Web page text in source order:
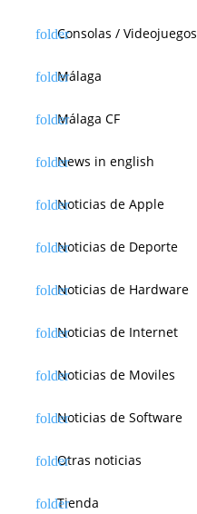
Consolas / Videojuegos
Málaga
Málaga CF
News in english
Noticias de Apple
Noticias de Deporte
Noticias de Hardware
Noticias de Internet
Noticias de Moviles
Noticias de Software
Otras noticias
Tienda